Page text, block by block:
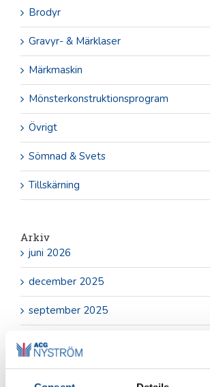
Brodyr
Gravyr- & Märklaser
Märkmaskin
Mönsterkonstruktionsprogram
Övrigt
Sömnad & Svets
Tillskärning
Arkiv
juni 2026
december 2025
september 2025
maj 2025
november 2024